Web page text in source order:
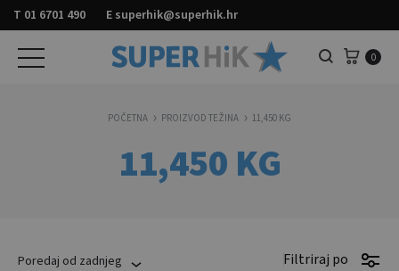
T 01 6701 490 E superhik@superhik.hr
Pretraga 0
11,450 KG
POČETNA PROIZVOD TEŽINA 11,450 KG
Poredaj od zadnjeg Filtriraj po